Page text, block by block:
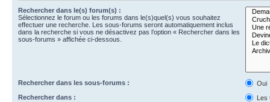
Rechercher dans le(s) forum(s) :
Sélectionnez le forum ou les forums dans le(s)quel(s) vous souhaitez
effectuer une recherche. Les sous-forums seront automatiquement inclus
dans la recherche si vous ne désactivez pas l’option « Rechercher dans les
sous-forums » affichée ci-dessous.
Rechercher dans les sous-forums :
Oui
Rechercher dans :
Les